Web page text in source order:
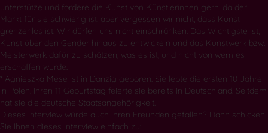
unterstütze und fordere die Kunst von Künstlerinnen gern, da der
Markt für sie schwierig ist, aber vergessen wir nicht, dass Kunst
grenzenlos ist. Wir dürfen uns nicht einschränken. Das Wichtigste ist,
Kunst über den Gender hinaus zu entwickeln und das Kunstwerk bzw.
Meisterwerk dafür zu schätzen, was es ist, und nicht von wem es
erschaffen wurde.
* Agnieszka Mese ist in Danzig geboren. Sie lebte die ersten 10 Jahre
in Polen. Ihren 11 Geburtstag feierte sie bereits in Deutschland. Seitdem
hat sie die deutsche Staatsangehörigkeit.
Dieses Interview würde auch Ihren Freunden gefallen? Dann schicken
Sie Ihnen dieses Interview einfach zu: